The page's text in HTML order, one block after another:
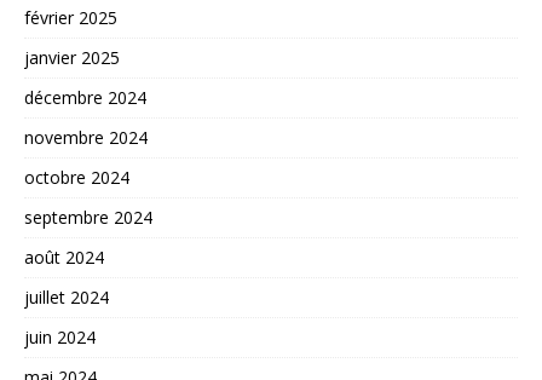
février 2025
janvier 2025
décembre 2024
novembre 2024
octobre 2024
septembre 2024
août 2024
juillet 2024
juin 2024